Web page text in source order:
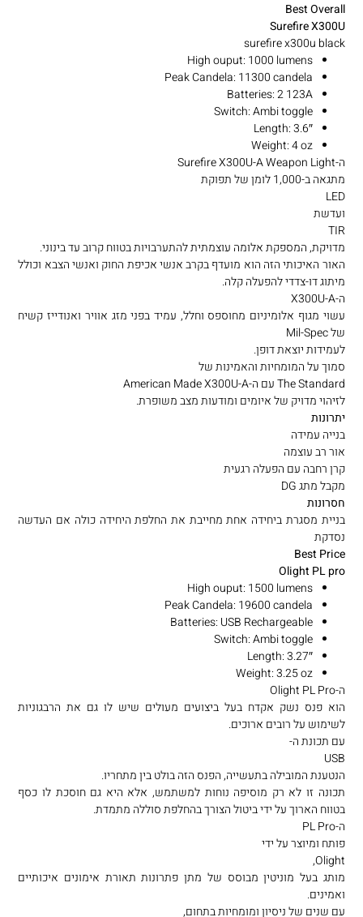
Best Overall
Surefire X300U
surefire x300u black
High ouput: 1000 lumens
Peak Candela: 11300 candela
Batteries: 2 123A
Switch: Ambi toggle
Length: 3.6″
Weight: 4 oz
ה-Surefire X300U-A Weapon Light
מתגאה ב-1,000 לומן של תפוקת
LED
ועדשת
TIR
מדויקת, המספקת אלומה עוצמתית להתערבויות בטווח קרוב עד בינוני.
האור האיכותי הזה הוא מועדף בקרב אנשי אכיפת החוק ואנשי הצבא וכולל
מיתוג דו-צדדי להפעלה קלה.
ה-X300U-A
עשוי מגוף אלומיניום מחוספס וחלל, עמיד בפני מזג אוויר ואנודייז קשיח
של Mil-Spec
לעמידות יוצאת דופן.
סמוך על המומחיות והאמינות של
The Standard עם ה-American Made X300U-A
לזיהוי מדויק של איומים ומודעות מצב משופרת.
יתרונות
בנייה עמידה
אור רב עוצמה
קרן רחבה עם הפעלה רגעית
מקבל מתג DG
חסרונות
בניית מסגרת ביחידה אחת מחייבת את החלפת היחידה כולה אם העדשה
נסדקת
Best Price
Olight PL pro
High ouput: 1500 lumens
Peak Candela: 19600 candela
Batteries: USB Rechargeable
Switch: Ambi toggle
Length: 3.27″
Weight: 3.25 oz
ה-Olight PL Pro
הוא פנס נשק אקדח בעל ביצועים מעולים שיש לו גם את הרבגוניות
לשימוש על רובים ארוכים.
עם תכונת ה-
USB
הנטענת המובילה בתעשייה, הפנס הזה בולט בין מתחריו.
תכונה זו לא רק מוסיפה נוחות למשתמש, אלא היא גם חוסכת לו כסף
בטווח הארוך על ידי ביטול הצורך בהחלפת סוללה מתמדת.
ה-PL Pro
פותח ומיוצר על ידי
Olight,
מותג בעל מוניטין מבוסס של מתן פתרונות תאורת אימונים איכותיים
ואמינים.
עם שנים של ניסיון ומומחיות בתחום,